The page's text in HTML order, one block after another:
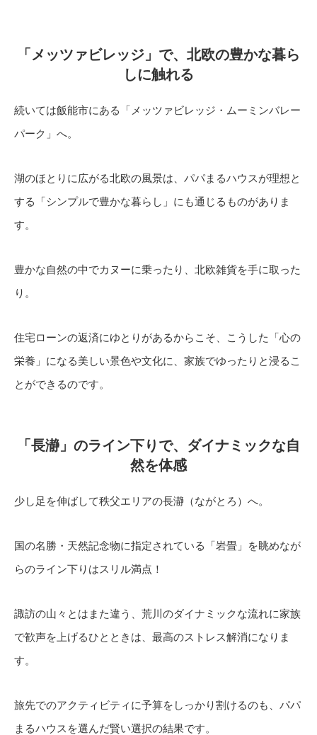
「メッツァビレッジ」で、北欧の豊かな暮ら
しに触れる
続いては飯能市にある「メッツァビレッジ・ムーミンバレー
パーク」へ。
湖のほとりに広がる北欧の風景は、パパまるハウスが理想と
する「シンプルで豊かな暮らし」にも通じるものがありま
す。
豊かな自然の中でカヌーに乗ったり、北欧雑貨を手に取った
り。
住宅ローンの返済にゆとりがあるからこそ、こうした「心の
栄養」になる美しい景色や文化に、家族でゆったりと浸るこ
とができるのです。
「長瀞」のライン下りで、ダイナミックな自
然を体感
少し足を伸ばして秩父エリアの長瀞（ながとろ）へ。
国の名勝・天然記念物に指定されている「岩畳」を眺めなが
らのライン下りはスリル満点！
諏訪の山々とはまた違う、荒川のダイナミックな流れに家族
で歓声を上げるひとときは、最高のストレス解消になりま
す。
旅先でのアクティビティに予算をしっかり割けるのも、パパ
まるハウスを選んだ賢い選択の結果です。